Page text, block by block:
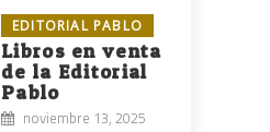
EDITORIAL PABLO
Libros en venta
de la Editorial
Pablo
noviembre 13, 2025